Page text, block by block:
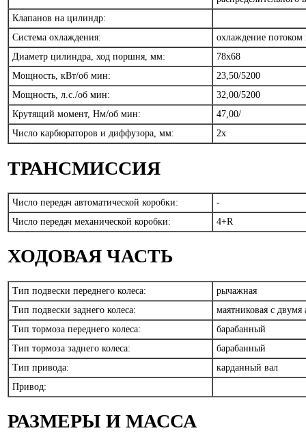
Клапанов на цилиндр:
Система охлаждения:
охлаждение
Диаметр цилиндра, ход поршня, мм:
78x68
Мощность, кВт/об мин:
23,50/5200
Мощность, л.с./об мин:
32,00/5200
Крутящий момент, Нм/об мин:
47,00/
Число карбюраторов и диффузора, мм:
2x
ТРАНСМИССИЯ
Число передач автоматической коробки:
-
Число передач механической коробки:
4+R
ХОДОВАЯ ЧАСТЬ
Тип подвески переднего колеса:
рычажная
Тип подвески заднего колеса:
маятниковая с
Тип тормоза переднего колеса:
барабанный
Тип тормоза заднего колеса:
барабанный
Тип привода:
карданный вал
Привод:
РАЗМЕРЫ И МАССА